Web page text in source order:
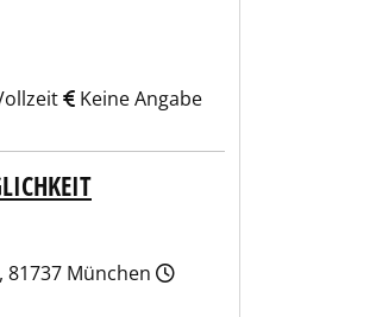
Keine Angabe
81737 München